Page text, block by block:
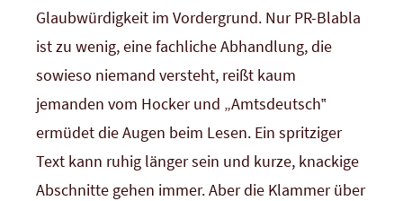
Glaubwürdigkeit im Vordergrund. Nur PR-Blabla
ist zu wenig, eine fachliche Abhandlung, die
sowieso niemand versteht, reißt kaum
jemanden vom Hocker und „Amtsdeutsch‟
ermüdet die Augen beim Lesen. Ein spritziger
Text kann ruhig länger sein und kurze, knackige
Abschnitte gehen immer. Aber die Klammer über